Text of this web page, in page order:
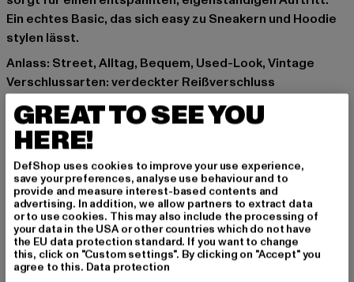
Ein echtes Basic, das sich easy zu Sneakern und Hoodie
stylen lässt.
Anlass: Street, Alltag, Bequem, Used-Look, Vintage
Verschlussarten: verdeckter Reißverschluss
Schnitt: Straight Fit
Marke: Urban Classics
Kat.: Loose Fit Jeans
Farbe: blau
Hersteller Farbe: rinsed denim
Materialzusammensetzung: 100% Baumwolle
Art.Nr: TB5588-02765
Hersteller: TB International GmbH |info@tbint.de
Dr.-Robert-Murjahn-Straße 7 | 64372 Ober-Ramstadt |
GREAT TO SEE YOU
HERE!
DefShop uses cookies to improve your use experience,
save your preferences, analyse use behaviour and to
provide and measure interest-based contents and
advertising. In addition, we allow partners to extract data
or to use cookies. This may also include the processing of
your data in the USA or other countries which do not have
the EU data protection standard. If you want to change
this, click on "Custom settings". By clicking on "Accept" you
agree to this. Data protection